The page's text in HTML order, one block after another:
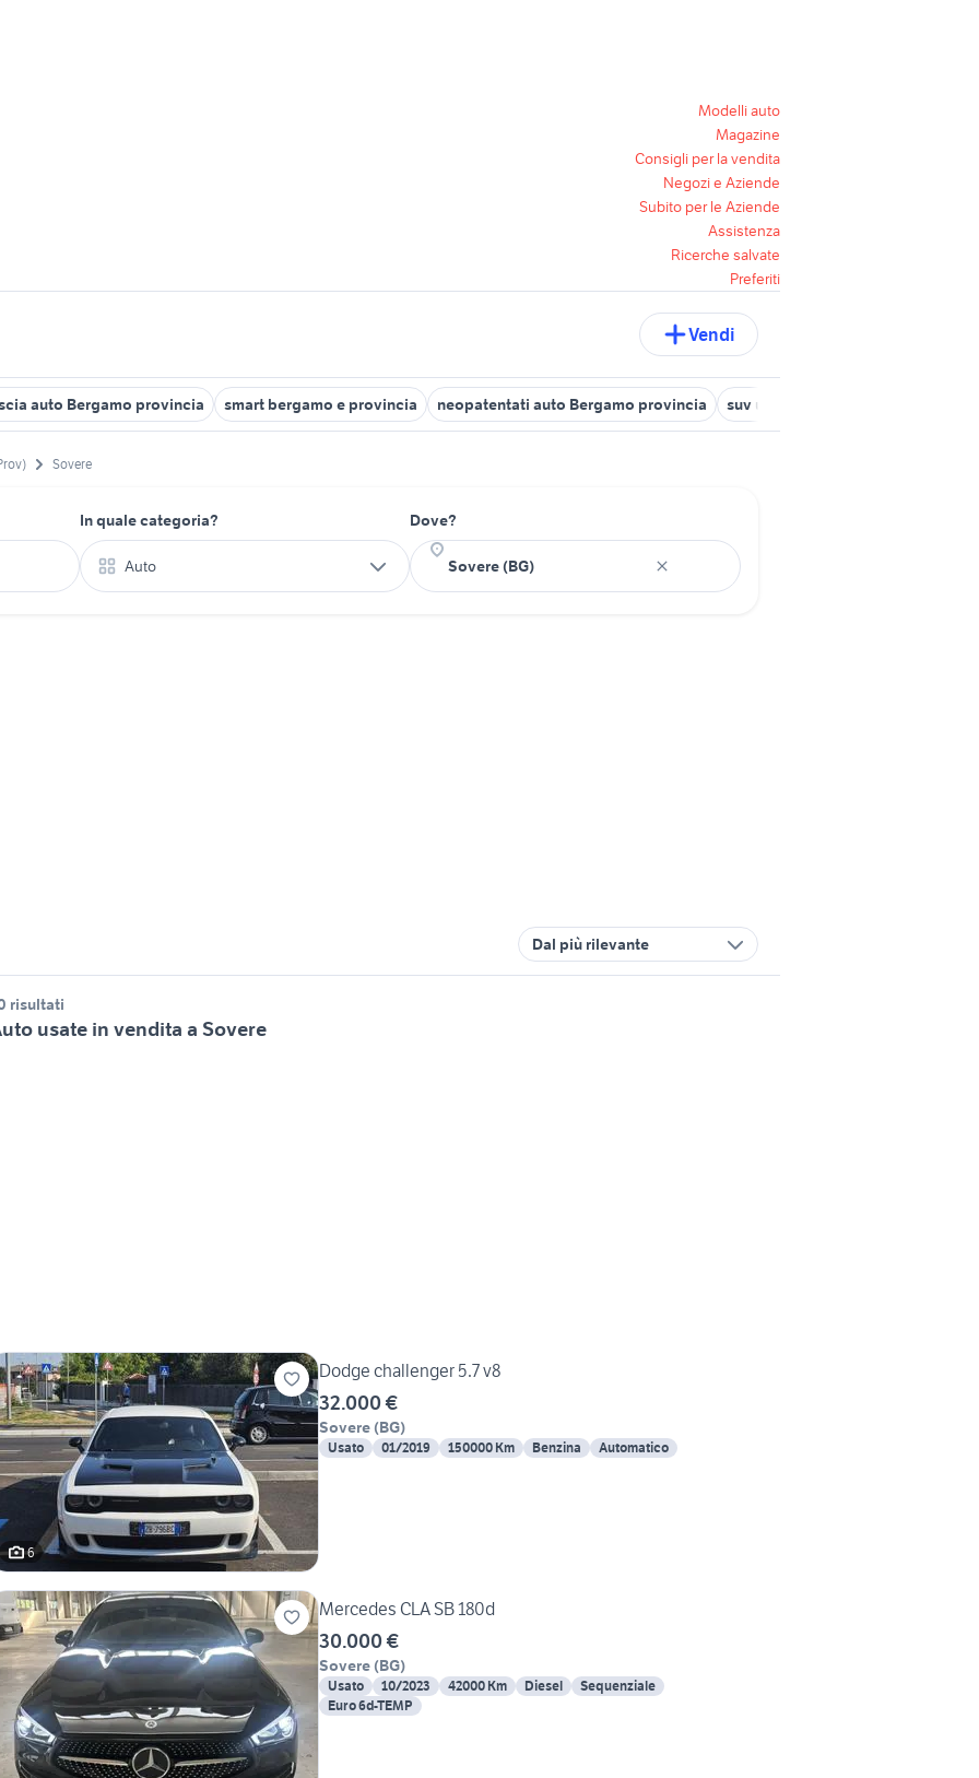
Modelli auto
Magazine
Consigli per la vendita
Negozi e Aziende
Subito per le Aziende
Assistenza
Ricerche salvate
Preferiti
Vendi
auto Bergamo provincia smart bergamo e provincia neopatentati auto Bergamo provincia suv usati bergamo
Sovere
In quale categoria?
Auto
Dove?
Dal più rilevante
risultati
usate in vendita a Sovere
6
Dodge challenger 5.7 v8
32.000 €
Sovere (BG)
Usato 01/2019 150000 Km Benzina Automatico
Mercedes CLA SB 180d
30.000 €
Sovere (BG)
Usato 10/2023 42000 Km Diesel
Sequenziale
Euro 6d-TEMP